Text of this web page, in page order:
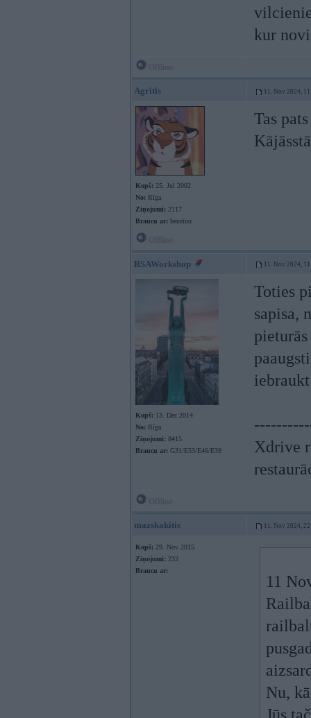
kur
Agritis 11. Nov 2024,
Kopš: 25. Jul 2002
No: Rīga
Ziņojumi: 2117
Braucu ar: benzīnu
Tas
RSAWorkshop 11. Nov 2024,
Kopš: 13. Dec 2014
No: Rīga
Ziņojumi: 8415
Braucu ar: G31/E53/E46/E39
Toties
sapisa,
Xdrive
mazskakitis 11. Nov 2024,
Kopš: 29. Nov 2015
Ziņojumi: 232
Braucu ar:
11
Nu,